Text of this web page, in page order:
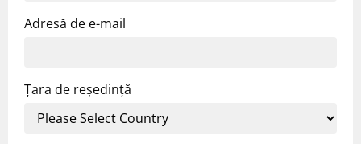
Adresă de e-mail
Țara de reședință